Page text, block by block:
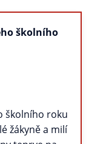
školního
školního roku
žákyně a milí